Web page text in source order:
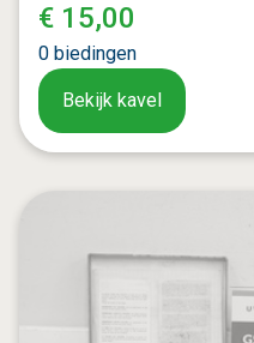
€ 15,00
0 biedingen
Bekijk kavel